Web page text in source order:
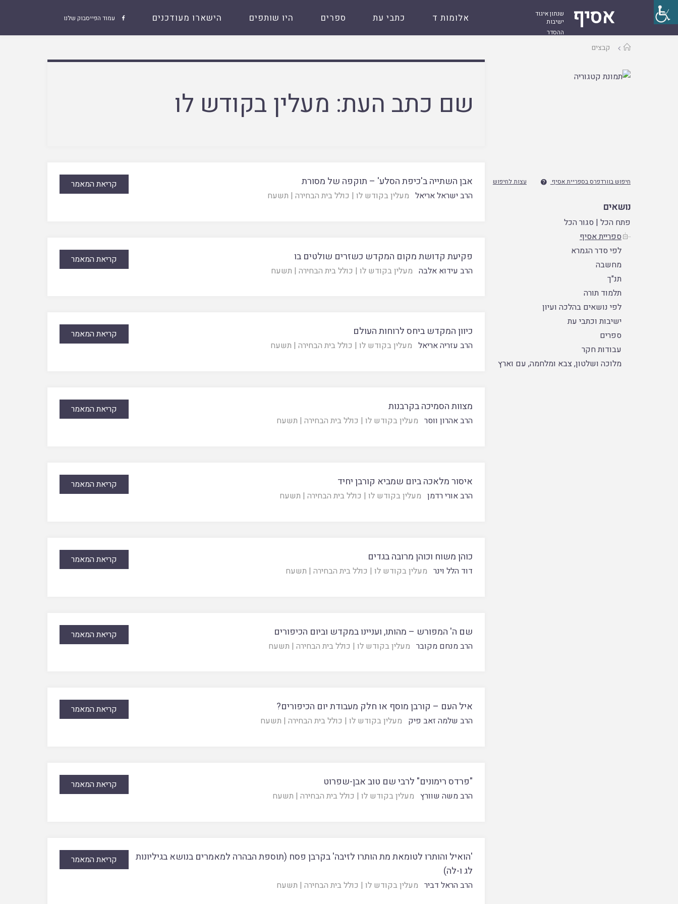
אסיף
שנתון איגוד
ישיבות
ההסדר
 עמוד הפייסבוק שלנו אלומות ד כתבי עת ספרים היו שותפים הישארו מעודכנים
עמודקבצים
חיפוש בוורדפרס בספריית אסיף  עצות לחיפוש
נושאים
פתח הכל |סגור הכל
ספריית אסיף
לפי סדר הגמרא
מחשבה
תנ"ך
תלמוד תורה
לפי נושאים בהלכה ועיון
ישיבות וכתבי עת
ספרים
עבודות חקר
מלוכה ושלטון, צבא ומלחמה, עם וארץ
שם כתב העת: מעלין בקודש לו
אבן השתייה ב'כיפת הסלע' – תוקפה של מסורת
הרב ישראל אריאל מעלין בקודש לו | כולל בית הבחירה | תשעח
קריאת המאמר
פקיעת קדושת מקום המקדש כשזרים שולטים בו
הרב עידוא אלבה מעלין בקודש לו | כולל בית הבחירה | תשעח
קריאת המאמר
כיוון המקדש ביחס לרוחות העולם
הרב עזריה אריאל מעלין בקודש לו | כולל בית הבחירה | תשעח
קריאת המאמר
מצוות הסמיכה בקרבנות
הרב אהרון ווסר מעלין בקודש לו | כולל בית הבחירה | תשעח
קריאת המאמר
איסור מלאכה ביום שמביא קורבן יחיד
הרב אורי רדמן מעלין בקודש לו | כולל בית הבחירה | תשעח
קריאת המאמר
כוהן משוח וכוהן מרובה בגדים
דוד הלל וינר מעלין בקודש לו | כולל בית הבחירה | תשעח
קריאת המאמר
שם ה' המפורש – מהותו, ועניינו במקדש וביום הכיפורים
הרב מנחם מקובר מעלין בקודש לו | כולל בית הבחירה | תשעח
קריאת המאמר
איל העם – קורבן מוסף או חלק מעבודת יום הכיפורים?
הרב שלמה זאב פיק מעלין בקודש לו | כולל בית הבחירה | תשעח
קריאת המאמר
"פרדס רימונים" לרבי שם טוב אבן-שפרוט
הרב משה שוורץ מעלין בקודש לו | כולל בית הבחירה | תשעח
קריאת המאמר
'הואיל והותרו לטומאת מת הותרו לזיבה' בקרבן פסח (תוספת הבהרה למאמרים בנושא בגיליונות
לג ו-לה)
הרב הראל דביר מעלין בקודש לו | כולל בית הבחירה | תשעח
קריאת המאמר